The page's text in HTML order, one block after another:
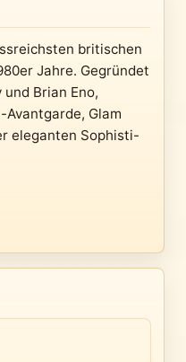
britischen
Jahre. Gegründet
Brian Eno,
Glam
eleganten Sophisti-